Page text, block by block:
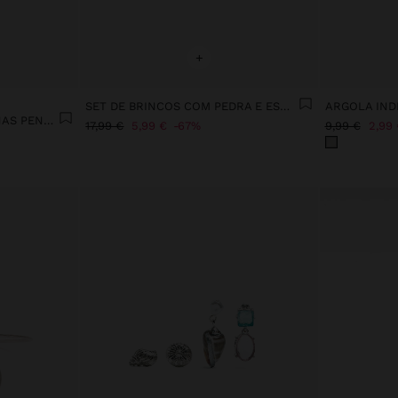
COLAR CONTAS DE CONCHAS PENDENTE CARACOL ESPIRAL
+
SET DE BRINCOS COM PEDRA E ESMALTE - AÇO INOXIDÁVEL
17,99 €
5,99 € 67% 9,99 € 2,99